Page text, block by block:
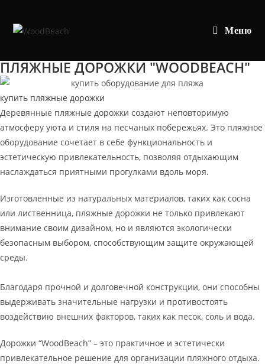
содержимому
Меню
ПЛЯЖНЫЕ ДОРОЖКИ "WOODBEACH"
купить пляжные дорожки
Деревянные пляжные дорожки создают неповторимую
атмосферу уюта и стиля на песчаных побережьях. Это пляжное
оборудование сочетает в себе функциональность и
эстетическую привлекательность, позволяя отдыхающим
наслаждаться приятными прогулками вдоль моря.
Изготовленные из натуральных материалов, таких как сосна
или лиственница, пляжные дорожки не только привлекают
внимание своим дизайном, но и являются экологически
безопасным выбором, способствующим защите окружающей
среды.
Благодаря прочной и долговечной конструкции, они способны
выдерживать значительные нагрузки и противостоять
воздействию внешних факторов, таких как песок, соль и вода.
Дорожки “WoodBeach” – это практичное и эстетически
привлекательное решение для организации пляжного отдыха.